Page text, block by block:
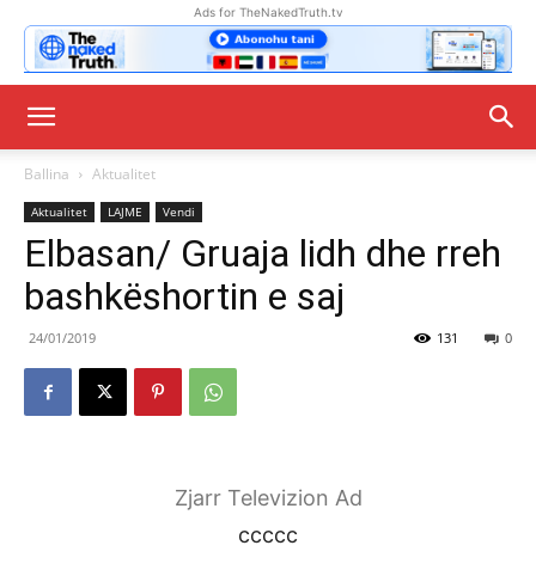
Ads for TheNakedTruth.tv
Ballina Aktualitet
Aktualitet LAJME Vendi
Elbasan/ Gruaja lidh dhe rreh
bashkëshortin e saj
24/01/2019 0
131
Zjarr Televizion Ad
ccccc